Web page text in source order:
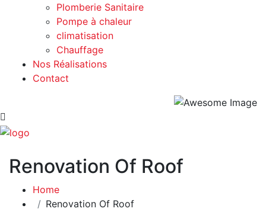
Plomberie Sanitaire
Pompe à chaleur
climatisation
Chauffage
Nos Réalisations
Contact
Renovation Of Roof
Home
Renovation Of Roof